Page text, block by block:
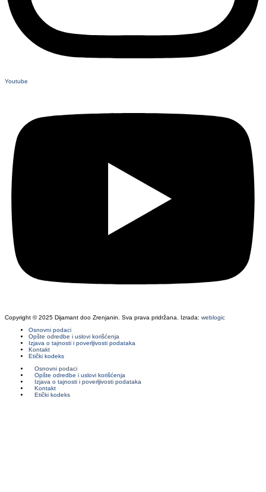
Youtube
Copyright © 2025 Dijamant doo Zrenjanin. Sva prava pridržana. Izrada: weblogic
Osnovni podaci
Opšte odredbe i uslovi korišćenja
Izjava o tajnosti i poverljivosti podataka
Kontakt
Etički kodeks
Osnovni podaci
Opšte odredbe i uslovi korišćenja
Izjava o tajnosti i poverljivosti podataka
Kontakt
Etički kodeks